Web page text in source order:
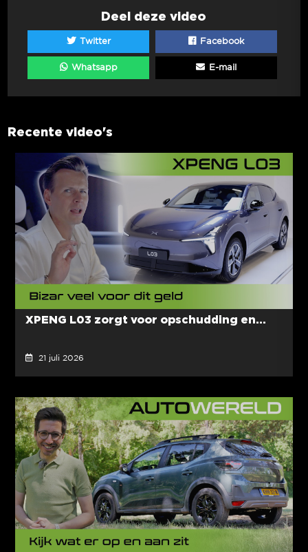
Deel deze video
Twitter Facebook
Whatsapp E-mail
Recente video's
XPENG L03 zorgt voor opschudding en...
21 juli 2026